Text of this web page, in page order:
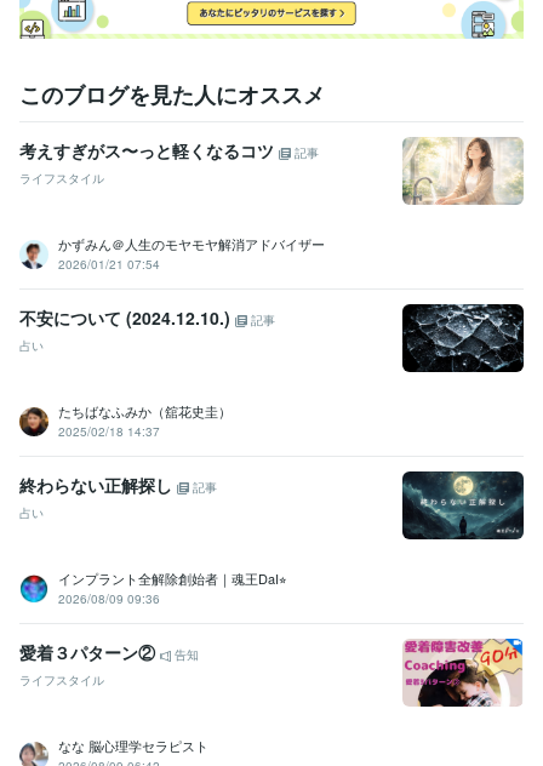
このブログを見た人にオススメ
考えすぎがス〜っと軽くなるコツ
記事
ライフスタイル
かずみん＠人生のモヤモヤ解消アドバイザー
2026/01/21 07:54
不安について (2024.12.10.)
記事
占い
たちばなふみか（舘花史圭）
2025/02/18 14:37
終わらない正解探し
記事
占い
インプラント全解除創始者｜魂王DaI⭐︎
2026/08/09 09:36
愛着３パターン②
告知
ライフスタイル
なな 脳心理学セラピスト